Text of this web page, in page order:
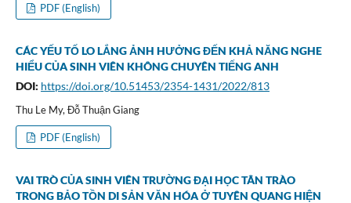
PDF (English)
CÁC YẾU TỐ LO LẮNG ẢNH HƯỞNG ĐẾN KHẢ NĂNG NGHE
HIỂU CỦA SINH VIÊN KHÔNG CHUYÊN TIẾNG ANH
DOI: https://doi.org/10.51453/2354-1431/2022/813
Thu Le My, Đỗ Thuận Giang
PDF (English)
VAI TRÒ CỦA SINH VIÊN TRƯỜNG ĐẠI HỌC TÂN TRÀO
TRONG BẢO TỒN DI SẢN VĂN HÓA Ở TUYÊN QUANG HIỆN